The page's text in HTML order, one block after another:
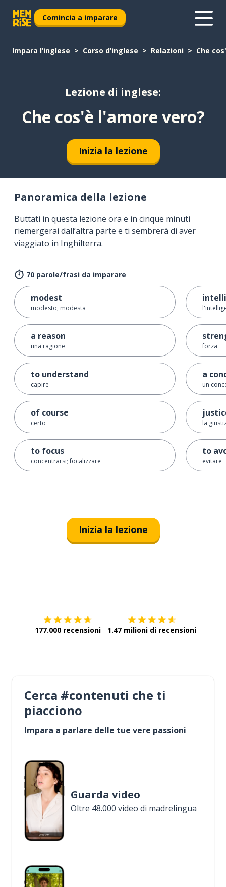
Comincia a imparare
Impara l’inglese Corso d’inglese Relazioni Che
Lezione di inglese:
Che cos'è l'amore vero?
Inizia la lezione
Panoramica della lezione
Buttati in questa lezione ora e in cinque minuti
riemergerai dall’altra parte e ti sembrerà di aver
viaggiato in Inghilterra.
70 parole/frasi da imparare
modest
modesto; modesta
a reason
una ragione
to understand
capire
of course
certo
to focus
concentrarsi; focalizzare
forza
a
un
la
to
evitare
Inizia la lezione
177.000 recensioni 1.47 milioni di recensioni
Cerca #contenuti che ti
piacciono
Impara a parlare delle tue vere passioni
Guarda video
Oltre 48.000 video di madrelingua